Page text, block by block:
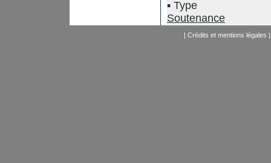
Type
Soutenance
| Crédits et mentions légales